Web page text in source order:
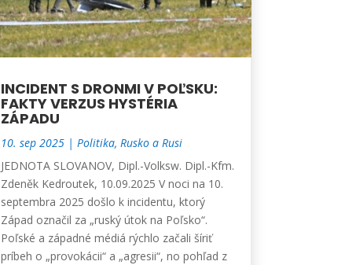
INCIDENT S DRONMI V POĽSKU:
FAKTY VERZUS HYSTÉRIA
ZÁPADU
10. sep 2025| Politika, Rusko a Rusi
JEDNOTA SLOVANOV, Dipl.-Volksw. Dipl.-Kfm.
Zdeněk Kedroutek, 10.09.2025 V noci na 10.
septembra 2025 došlo k incidentu, ktorý
Západ označil za „ruský útok na Poľsko“.
Poľské a západné médiá rýchlo začali šíriť
príbeh o „provokácii“ a „agresii“, no pohľad z